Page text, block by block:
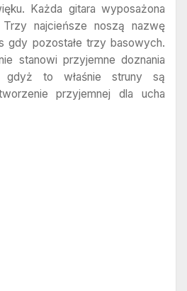
Każda gitara wyposażona
najcieńsze noszą nazwę
gdy pozostałe trzy basowych.
stanowi przyjemne doznania
to właśnie struny są
przyjemnej dla ucha